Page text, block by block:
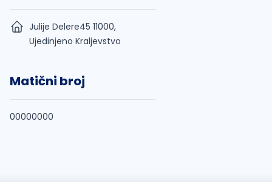
Julije Delere45 11000,
Ujedinjeno Kraljevstvo
Matični broj
00000000